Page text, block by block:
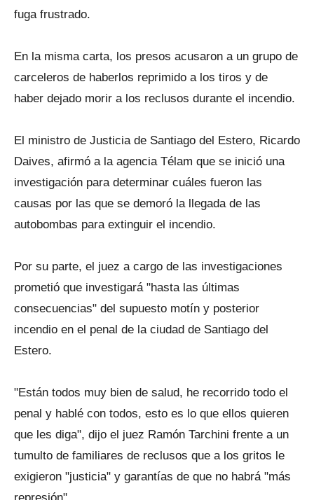
fuga frustrado.
En la misma carta, los presos acusaron a un grupo de
carceleros de haberlos reprimido a los tiros y de
haber dejado morir a los reclusos durante el incendio.
El ministro de Justicia de Santiago del Estero, Ricardo
Daives, afirmó a la agencia Télam que se inició una
investigación para determinar cuáles fueron las
causas por las que se demoró la llegada de las
autobombas para extinguir el incendio.
Por su parte, el juez a cargo de las investigaciones
prometió que investigará "hasta las últimas
consecuencias" del supuesto motín y posterior
incendio en el penal de la ciudad de Santiago del
Estero.
"Están todos muy bien de salud, he recorrido todo el
penal y hablé con todos, esto es lo que ellos quieren
que les diga", dijo el juez Ramón Tarchini frente a un
tumulto de familiares de reclusos que a los gritos le
exigieron "justicia" y garantías de que no habrá "más